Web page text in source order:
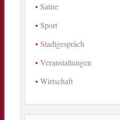
Satire
Sport
Stadtgespräch
Veranstaltungen
Wirtschaft